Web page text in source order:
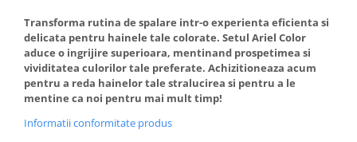
Transforma rutina de spalare intr-o experienta eficienta si
delicata pentru hainele tale colorate. Setul Ariel Color
aduce o ingrijire superioara, mentinand prospetimea si
vividitatea culorilor tale preferate. Achizitioneaza acum
pentru a reda hainelor tale stralucirea si pentru a le
mentine ca noi pentru mai mult timp!
Informatii conformitate produs